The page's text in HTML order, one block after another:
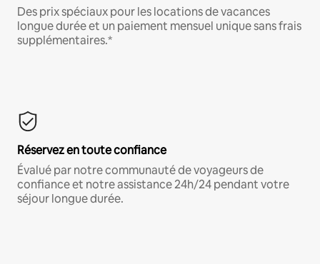
Des prix spéciaux pour les locations de vacances
longue durée et un paiement mensuel unique sans frais
supplémentaires.*
Réservez en toute confiance
Évalué par notre communauté de voyageurs de
confiance et notre assistance 24h/24 pendant votre
séjour longue durée.